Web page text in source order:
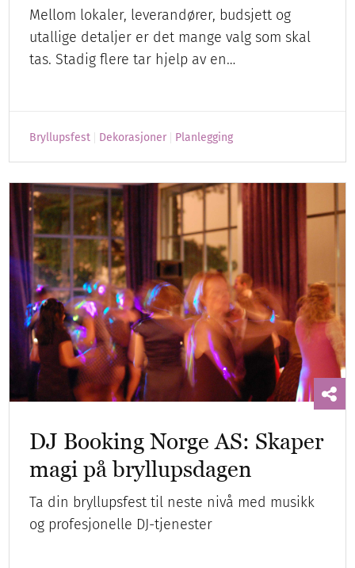
Mellom lokaler, leverandører, budsjett og
utallige detaljer er det mange valg som skal
tas. Stadig flere tar hjelp av en…
Bryllupsfest Dekorasjoner Planlegging
DJ Booking Norge AS: Skaper
magi på bryllupsdagen
Ta din bryllupsfest til neste nivå med musikk
og profesjonelle DJ-tjenester